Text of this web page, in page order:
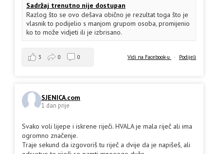
Sadržaj trenutno nije dostupan
Razlog što se ovo dešava obično je rezultat toga što je
vlasnik to podijelio s manjom grupom osoba, promijenio
ko to može vidjeti ili je izbrisano.
Vidi na Facebook-u · Podijeli
3 0 0
SJENICA.com
1 dan prije
Svako voli lijepe i iskrene riječi. HVALA je mala riječ ali ima
ogromno značenje.
Traje sekund da izgovoriš tu riječ a dvije da je napišeš, ali